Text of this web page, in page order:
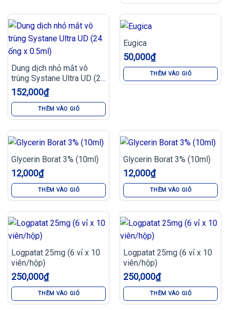
Dung dịch nhỏ mắt vô
trùng Systane Ultra UD (24
ống x 0.5ml)
152,000₫
THÊM VÀO GIỎ
Eugica
50,000₫
THÊM VÀO GIỎ
Glycerin Borat 3% (10ml)
12,000₫
THÊM VÀO GIỎ
Glycerin Borat 3% (10ml)
12,000₫
THÊM VÀO GIỎ
Logpatat 25mg (6 vỉ x 10
viên/hộp)
250,000₫
THÊM VÀO GIỎ
Logpatat 25mg (6 vỉ x 10
viên/hộp)
250,000₫
THÊM VÀO GIỎ